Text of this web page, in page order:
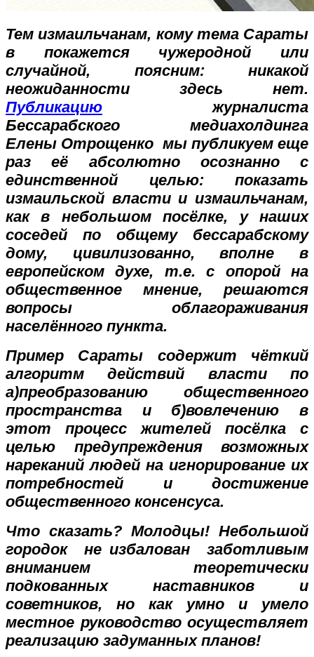
Тем измаильчанам, кому тема Сараты
в покажется чужеродной или
случайной, поясним: никакой
неожиданности здесь нет.
Публикацию журналиста
Бессарабского медиахолдинга
Елены Отрощенко мы публикуем еще
раз её абсолютно осознанно с
единственной целью: показать
измаильской власти и измаильчанам,
как в небольшом посёлке, у наших
соседей по общему бессарабскому
дому, цивилизованно, вполне в
европейском духе, т.е. с опорой на
общественное мнение, решаются
вопросы облагораживания
населённого пункта.
Пример Сараты содержит чёткий
алгоритм действий власти по
а)преобразованию общественного
пространства и б)вовлечению в
этот процесс жителей посёлка с
целью предупреждения возможных
нареканий людей на игнорирование их
потребностей и достижение
общественного консенсуса.
Что сказать? Молодцы! Небольшой
городок не избалован заботливым
вниманием теоретически
подкованных наставников и
советников, но как умно и умело
местное руководство осуществляет
реализацию задуманных планов!